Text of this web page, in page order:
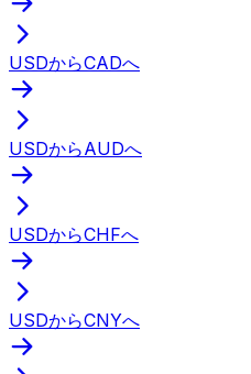
USDからCADへ
USDからAUDへ
USDからCHFへ
USDからCNYへ